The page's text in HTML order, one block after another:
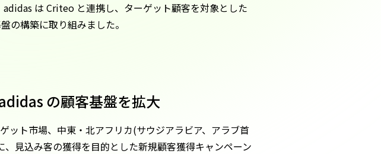
は Criteo と連携し、ターゲット顧客を対象とした
の構築に取り組みました。
の顧客基盤を拡大
ット市場、中東・北アフリカ(サウジアラビア、アラブ首
見込み客の獲得を目的とした新規顧客獲得キャンペーン